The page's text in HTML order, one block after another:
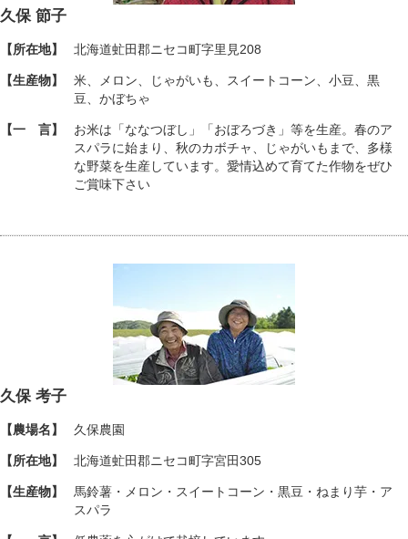
久保 節子
【所在地】 北海道虻田郡ニセコ町字里見208
【生産物】
米、メロン、じゃがいも、スイートコーン、小豆、黒
豆、かぼちゃ
【一 言】
お米は「ななつぼし」「おぼろづき」等を生産。春のア
スパラに始まり、秋のカボチャ、じゃがいもまで、多様
な野菜を生産しています。愛情込めて育てた作物をぜひ
ご賞味下さい
久保 考子
【農場名】 久保農園
【所在地】 北海道虻田郡ニセコ町字宮田305
【生産物】
馬鈴薯・メロン・スイートコーン・黒豆・ねまり芋・ア
スパラ